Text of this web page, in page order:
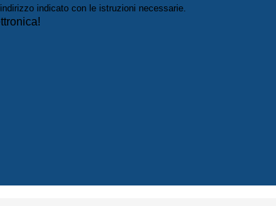
indicato con le istruzioni necessarie.